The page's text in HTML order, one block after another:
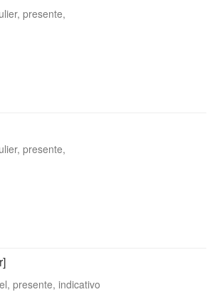
presente,
presente,
presente, indicativo